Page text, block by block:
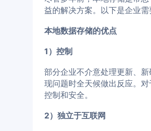
益的解决方案。以下是企业
本地数据存储的优点
1）控制
部分企业不介意处理更新、
现问题时全天候做出反应。
控制和安全。
2）独立于互联网